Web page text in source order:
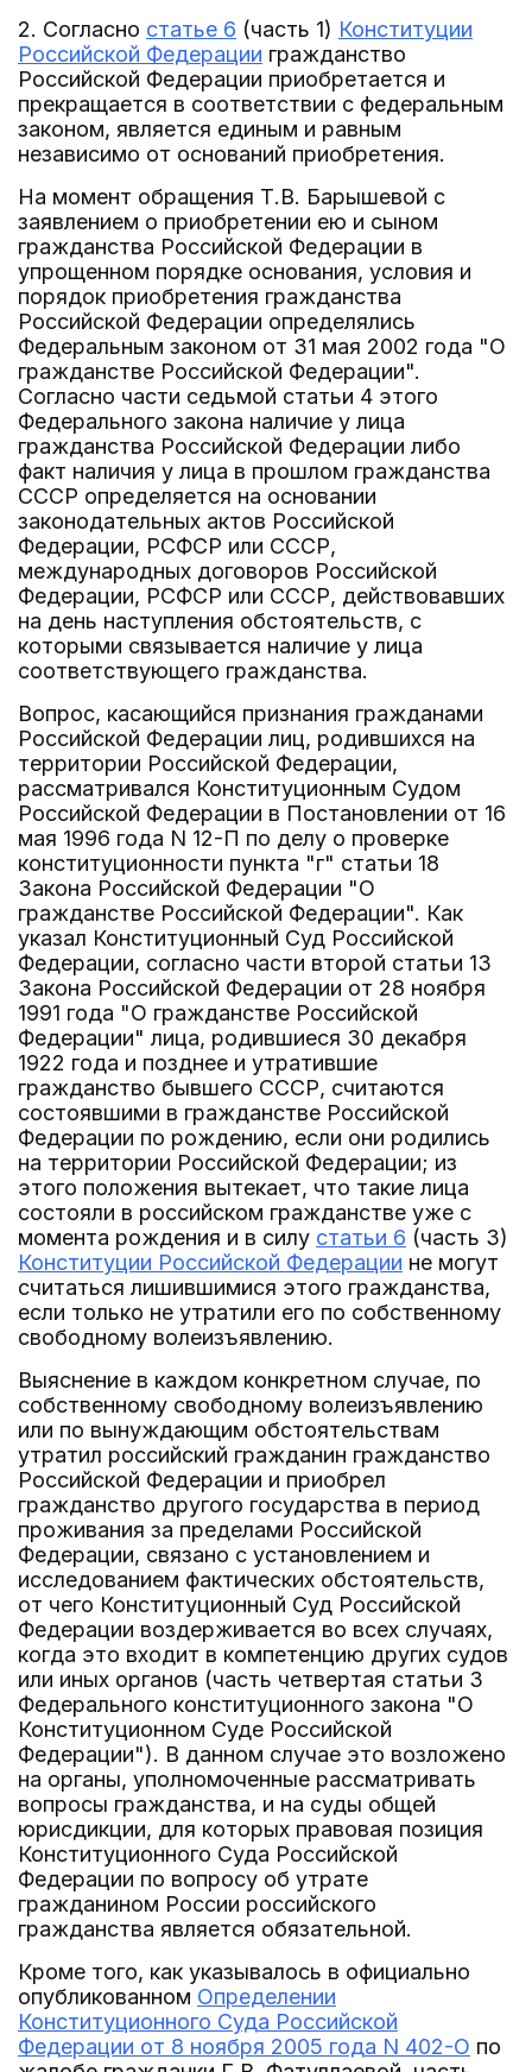
2. Согласно статье 6 (часть 1) Конституции
Российской Федерации гражданство
Российской Федерации приобретается и
прекращается в соответствии с федеральным
законом, является единым и равным
независимо от оснований приобретения.
На момент обращения Т.В. Барышевой с
заявлением о приобретении ею и сыном
гражданства Российской Федерации в
упрощенном порядке основания, условия и
порядок приобретения гражданства
Российской Федерации определялись
Федеральным законом от 31 мая 2002 года "О
гражданстве Российской Федерации".
Согласно части седьмой статьи 4 этого
Федерального закона наличие у лица
гражданства Российской Федерации либо
факт наличия у лица в прошлом гражданства
СССР определяется на основании
законодательных актов Российской
Федерации, РСФСР или СССР,
международных договоров Российской
Федерации, РСФСР или СССР, действовавших
на день наступления обстоятельств, с
которыми связывается наличие у лица
соответствующего гражданства.
Вопрос, касающийся признания гражданами
Российской Федерации лиц, родившихся на
территории Российской Федерации,
рассматривался Конституционным Судом
Российской Федерации в Постановлении от 16
мая 1996 года N 12-П по делу о проверке
конституционности пункта "г" статьи 18
Закона Российской Федерации "О
гражданстве Российской Федерации". Как
указал Конституционный Суд Российской
Федерации, согласно части второй статьи 13
Закона Российской Федерации от 28 ноября
1991 года "О гражданстве Российской
Федерации" лица, родившиеся 30 декабря
1922 года и позднее и утратившие
гражданство бывшего СССР, считаются
состоявшими в гражданстве Российской
Федерации по рождению, если они родились
на территории Российской Федерации; из
этого положения вытекает, что такие лица
состояли в российском гражданстве уже с
момента рождения и в силу статьи 6 (часть 3)
Конституции Российской Федерации не могут
считаться лишившимися этого гражданства,
если только не утратили его по собственному
свободному волеизъявлению.
Выяснение в каждом конкретном случае, по
собственному свободному волеизъявлению
или по вынуждающим обстоятельствам
утратил российский гражданин гражданство
Российской Федерации и приобрел
гражданство другого государства в период
проживания за пределами Российской
Федерации, связано с установлением и
исследованием фактических обстоятельств,
от чего Конституционный Суд Российской
Федерации воздерживается во всех случаях,
когда это входит в компетенцию других судов
или иных органов (часть четвертая статьи 3
Федерального конституционного закона "О
Конституционном Суде Российской
Федерации"). В данном случае это возложено
на органы, уполномоченные рассматривать
вопросы гражданства, и на суды общей
юрисдикции, для которых правовая позиция
Конституционного Суда Российской
Федерации по вопросу об утрате
гражданином России российского
гражданства является обязательной.
Кроме того, как указывалось в официально
опубликованном Определении
Конституционного Суда Российской
Федерации от 8 ноября 2005 года N 402-О по